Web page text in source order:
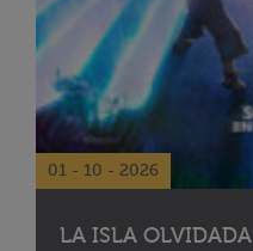
01 - 10 - 2026
LA ISLA OLVIDADA